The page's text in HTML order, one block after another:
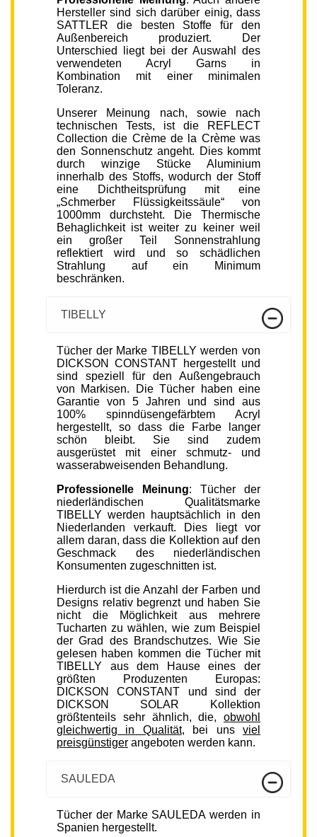
Hersteller sind sich darüber einig, dass
SATTLER die besten Stoffe für den
Außenbereich produziert. Der
Unterschied liegt bei der Auswahl des
verwendeten Acryl Garns in
Kombination mit einer minimalen
Toleranz.
Unserer Meinung nach, sowie nach
technischen Tests, ist die REFLECT
Collection die Crème de la Crème was
den Sonnenschutz angeht. Dies kommt
durch winzige Stücke Aluminium
innerhalb des Stoffs, wodurch der Stoff
eine Dichtheitsprüfung mit eine
„Schmerber Flüssigkeitssäule“ von
1000mm durchsteht. Die Thermische
Behaglichkeit ist weiter zu keiner weil
ein großer Teil Sonnenstrahlung
reflektiert wird und so schädlichen
Strahlung auf ein Minimum
beschränken.
TIBELLY
Tücher der Marke TIBELLY werden von
DICKSON CONSTANT hergestellt und
sind speziell für den Außengebrauch
von Markisen. Die Tücher haben eine
Garantie von 5 Jahren und sind aus
100% spinndüsengefärbtem Acryl
hergestellt, so dass die Farbe langer
schön bleibt. Sie sind zudem
ausgerüstet mit einer schmutz- und
wasserabweisenden Behandlung.
Professionelle Meinung: Tücher der
niederländischen Qualitätsmarke
TIBELLY werden hauptsächlich in den
Niederlanden verkauft. Dies liegt vor
allem daran, dass die Kollektion auf den
Geschmack des niederländischen
Konsumenten zugeschnitten ist.
Hierdurch ist die Anzahl der Farben und
Designs relativ begrenzt und haben Sie
nicht die Möglichkeit aus mehrere
Tucharten zu wählen, wie zum Beispiel
der Grad des Brandschutzes. Wie Sie
gelesen haben kommen die Tücher mit
TIBELLY aus dem Hause eines der
größten Produzenten Europas:
DICKSON CONSTANT und sind der
DICKSON SOLAR Kollektion
größtenteils sehr ähnlich, die, obwohl
gleichwertig in Qualität, bei unsviel
preisgünstiger angeboten werden kann.
SAULEDA
Tücher der Marke SAULEDA werden in
Spanien hergestellt.